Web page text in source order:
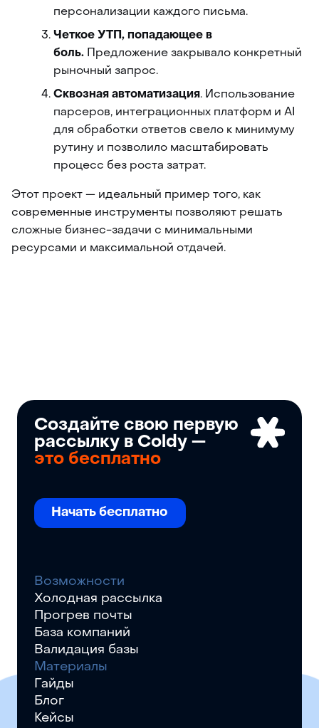
персонализации каждого письма.
Четкое УТП, попадающее в
боль. Предложение закрывало конкретный
рыночный запрос.
Сквозная автоматизация. Использование
парсеров, интеграционных платформ и AI
для обработки ответов свело к минимуму
рутину и позволило масштабировать
процесс без роста затрат.
Этот проект — идеальный пример того, как
современные инструменты позволяют решать
сложные бизнес-задачи с минимальными
ресурсами и максимальной отдачей.
Создайте свою первую
рассылку в Coldy —
это бесплатно
Начать бесплатно
Возможности
Холодная рассылка
Прогрев почты
База компаний
Валидация базы
Материалы
Гайды
Блог
Кейсы